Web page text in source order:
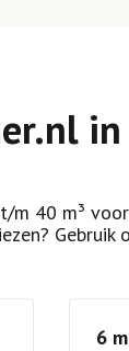
m 40 m³
Gebruik
6